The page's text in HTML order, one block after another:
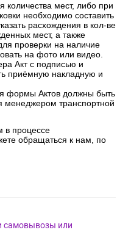
количества мест, либо при
необходимо составить
расхождения в кол-ве
мест, а также
проверки на наличие
на фото или видео.
Акт с подписью и
приёмную накладную и
формы Актов должны быть
менеджером транспортной
в процессе
обращаться к нам, по
самовывозы или